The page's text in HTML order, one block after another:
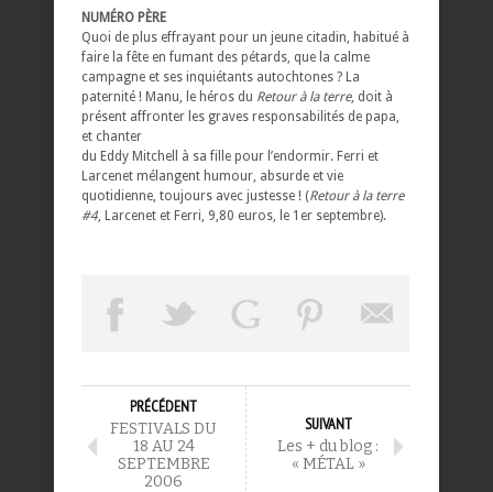
NUMÉRO PÈRE
Quoi de plus effrayant pour un jeune citadin, habitué à
faire la fête en fumant des pétards, que la calme
campagne et ses inquiétants autochtones ? La
paternité ! Manu, le héros du Retour à la terre, doit à
présent affronter les graves responsabilités de papa,
et chanter
du Eddy Mitchell à sa fille pour l’endormir. Ferri et
Larcenet mélangent humour, absurde et vie
quotidienne, toujours avec justesse ! (Retour à la terre
#4 , Larcenet et Ferri, 9,80 euros, le 1er septembre).
PRÉCÉDENT
FESTIVALS DU
18 AU 24
SEPTEMBRE
2006
SUIVANT
Les + du blog :
« MÉTAL »